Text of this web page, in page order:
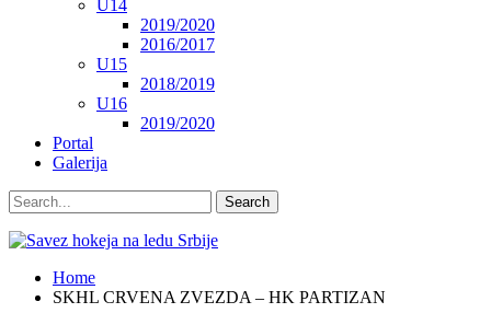
U14
2019/2020
2016/2017
U15
2018/2019
U16
2019/2020
Portal
Galerija
Home
SKHL CRVENA ZVEZDA – HK PARTIZAN